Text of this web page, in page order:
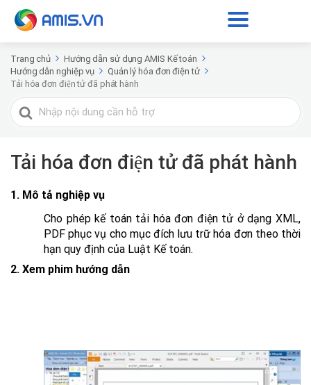
Trang chủ
Hướng dẫn sử dụng AMIS Kế toán
Hướng dẫn nghiệp vụ
Quản lý hóa đơn điện tử
Tải hóa đơn điện tử đã phát hành
Tìm
kiếm
Tải hóa đơn điện tử đã phát hành
1. Mô tả nghiệp vụ
Cho phép kế toán tải hóa đơn điện tử ở dạng XML,
PDF phục vụ cho mục đích lưu trữ hóa đơn theo thời
hạn quy định của Luật Kế toán.
2. Xem phim hướng dẫn